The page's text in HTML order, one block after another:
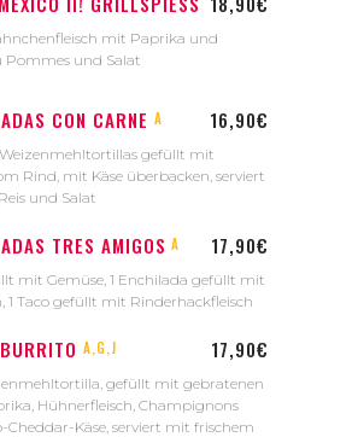
mit Paprika und
Pommes und Salat
CON CARNE A 16,90€
gefüllt mit
Rind, mit Käse überbacken, serviert
und Salat
TRES AMIGOS A 17,90€
mit Gemüse, 1 Enchilada gefüllt mit
1 Taco gefüllt mit Rinderhackfleisch
A,G,J 17,90€
gefüllt mit gebratenen
Hühnerfleisch, Champignons
Cheddar-Käse, serviert mit frischem